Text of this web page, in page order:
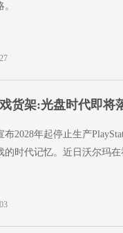
货架:光盘时代即将
布2028年起停止生产
的时代记忆。近日沃尔玛